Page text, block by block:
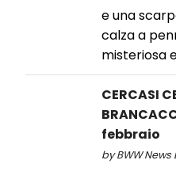
e una
calza a
misteriosa
CERCASI
febbraio
by BWW News